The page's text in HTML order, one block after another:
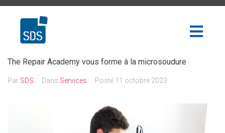
The Repair Academy vous forme à la microsoudure
Par SDS Dans Services Posté 11 octobre 2023